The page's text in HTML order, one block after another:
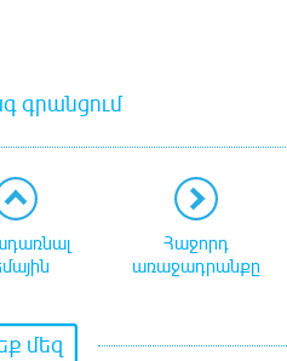
գրանցում
Հաջորդ
առաջադրանքը
մեզ